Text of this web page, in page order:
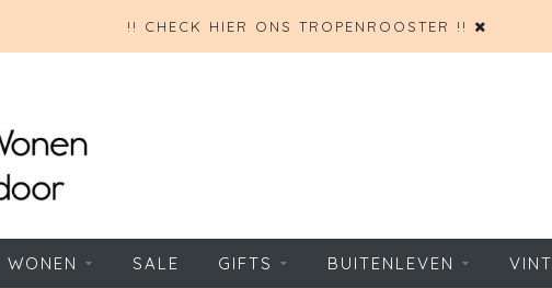
!! CHECK HIER ONS TROPENROOSTER !!
WONEN SALE GIFTS BUITENLEVEN